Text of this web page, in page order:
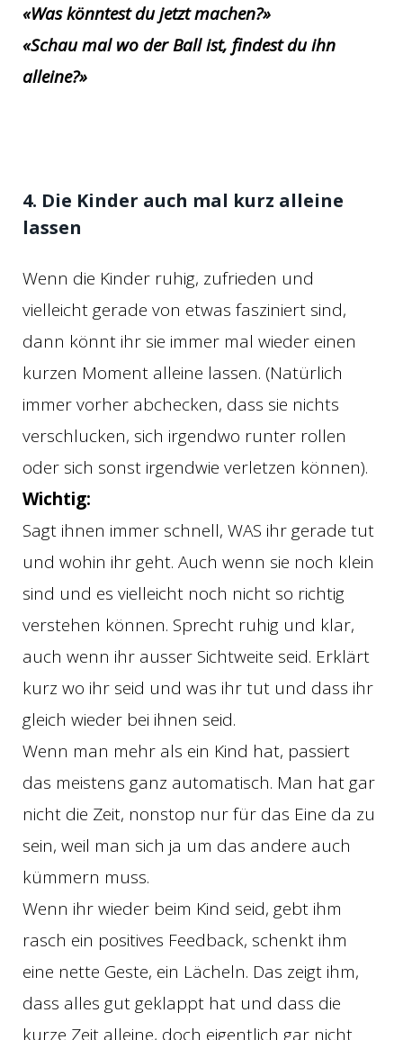
«Was könntest du jetzt machen?»
«Schau mal wo der Ball ist, findest du ihn
alleine?»
4. Die Kinder auch mal kurz alleine
lassen
Wenn die Kinder ruhig, zufrieden und
vielleicht gerade von etwas fasziniert sind,
dann könnt ihr sie immer mal wieder einen
kurzen Moment alleine lassen. (Natürlich
immer vorher abchecken, dass sie nichts
verschlucken, sich irgendwo runter rollen
oder sich sonst irgendwie verletzen können).
Wichtig:
Sagt ihnen immer schnell, WAS ihr gerade tut
und wohin ihr geht. Auch wenn sie noch klein
sind und es vielleicht noch nicht so richtig
verstehen können. Sprecht ruhig und klar,
auch wenn ihr ausser Sichtweite seid. Erklärt
kurz wo ihr seid und was ihr tut und dass ihr
gleich wieder bei ihnen seid.
Wenn man mehr als ein Kind hat, passiert
das meistens ganz automatisch. Man hat gar
nicht die Zeit, nonstop nur für das Eine da zu
sein, weil man sich ja um das andere auch
kümmern muss.
Wenn ihr wieder beim Kind seid, gebt ihm
rasch ein positives Feedback, schenkt ihm
eine nette Geste, ein Lächeln. Das zeigt ihm,
dass alles gut geklappt hat und dass die
kurze Zeit alleine, doch eigentlich gar nicht